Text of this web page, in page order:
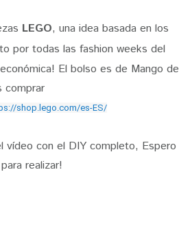
LEGO, una idea basada en los
por todas las fashion weeks del
El bolso es de Mango de
comprar
shop.lego.com/es-ES/
vídeo con el DIY completo, Espero
realizar!